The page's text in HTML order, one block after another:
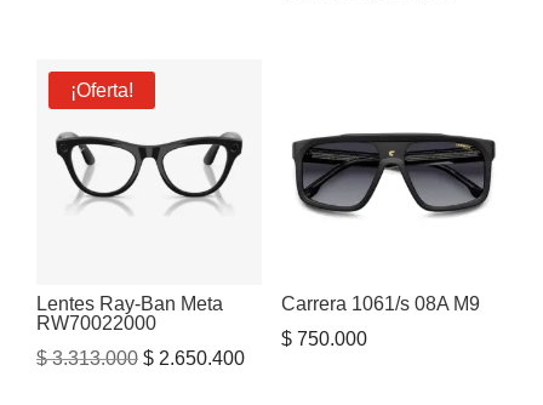
¡Oferta!
Lentes Ray‑Ban Meta
RW70022000
$3.313.000 El
$ 2.650.400El
Carrera 1061/s 08A M9
$750.000